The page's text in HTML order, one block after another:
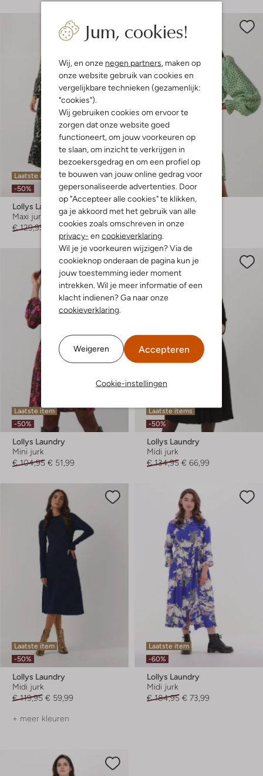
Jum, cookies!
Wij, en onze negen partners , maken op
onze website gebruik van cookies en
vergelijkbare technieken (gezamenlijk:
"cookies").
Wij gebruiken cookies om ervoor te
zorgen dat onze website goed
functioneert, om jouw voorkeuren op
te slaan, om inzicht te verkrijgen in
bezoekersgedrag en om een profiel op
te bouwen van jouw online gedrag voor
gepersonaliseerde advertenties. Door
op "Accepteer alle cookies" te klikken,
ga je akkoord met het gebruik van alle
cookies zoals omschreven in onze
privacy- en cookieverklaring
Wil je je voorkeuren wijzigen? Via de
cookieknop onderaan de pagina kun je
jouw toestemming ieder moment
intrekken. Wil je meer informatie of een
klacht indienen? Ga naar onze
cookieverklaring
Weigeren Accepteren
Cookie-instellingen
Laatste item
-50%
Lollys Laundry
Maxi jurk
€ 129,95
€ 64,99
Laatste item
-60%
Lollys Laundry
Mini jurk
€ 109,95 € 43,99
Laatste item
-50%
Lollys Laundry
Mini jurk
€ 104,95 € 51,99
Laatste items
-50%
Lollys Laundry
Midi jurk
€ 134,95 € 66,99
Laatste item
-50%
Lollys Laundry
Midi jurk
€ 119,95 € 59,99
+ meer kleuren
Laatste item
-60%
Lollys Laundry
Midi jurk
€ 184,95 € 73,99